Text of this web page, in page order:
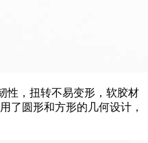
性，扭转不易变形，软胶材
了圆形和方形的几何设计，